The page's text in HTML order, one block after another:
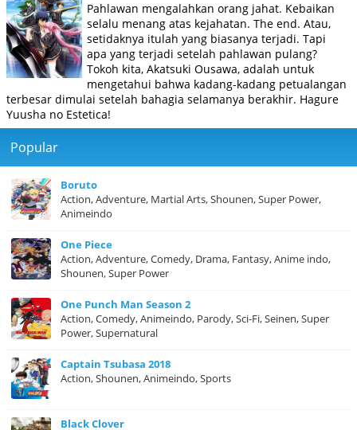
Pahlawan mengalahkan orang jahat. Kebaikan
selalu menang atas kejahatan. The end. Atau,
setidaknya itulah yang biasanya terjadi. Tapi
apa yang terjadi setelah pahlawan pulang?
Tokoh kita, Akatsuki Ousawa, adalah untuk
mengetahui bahwa kadang-kadang petualangan
terbesar dimulai setelah bahagia selamanya berakhir. Hagure
Yuusha no Estetica!
Popular
Boruto
Action, Adventure, Martial Arts, Shounen, Super Power,
Animeindo
One Piece
Action, Adventure, Comedy, Drama, Fantasy, Anime indo,
Shounen, Super Power
One Punch Man Season 2
Action, Comedy, Animeindo, Parody, Sci-Fi, Seinen, Super
Power, Supernatural
Captain Tsubasa 2018
Action, Shounen, Animeindo, Sports
Black Clover